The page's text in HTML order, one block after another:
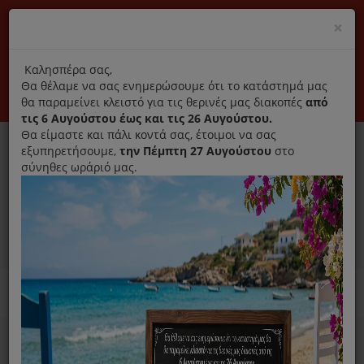
Αποκλειστικά γνήσια ανταλλακτικά
Σύνδεση Εγγραφή Εταιρεία Επικοινωνία
0
Ανταλλακτικά ηλεκτρικών συσκευών MENU
Απολύμανση όλων των
συσκευών και προφύλαξη
×
title
Καλησπέρα σας,
Θα θέλαμε να σας ενημερώσουμε ότι το κατάστημά μας
θα παραμείνει κλειστό για τις θερινές μας διακοπές από
τις 6 Αυγούστου έως και τις 26 Αυγούστου.
Θα είμαστε και πάλι κοντά σας, έτοιμοι να σας
εξυπηρετήσουμε, την Πέμπτη 27 Αυγούστου στο
σύνηθες ωράριό μας.